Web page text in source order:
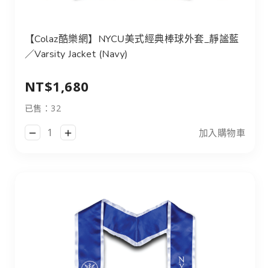
【Colaz酷樂網】NYCU美式經典棒球外套_靜謐藍／
【Colaz酷樂網】NYCU美式經典棒球外套_靜謐藍
／Varsity Jacket (Navy)
NT$1,680
已售：32
加入購物車